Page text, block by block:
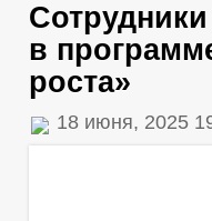
в
роста»
18 июня, 2025